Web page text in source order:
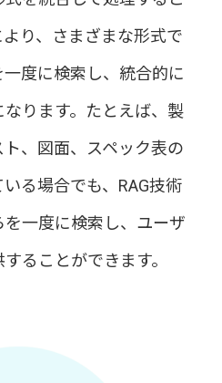
り、さまざまな形式で
度に検索し、統合的に
ります。たとえば、製
、図面、スペック表の
る場合でも、RAG技術
一度に検索し、ユーザ
ることができます。